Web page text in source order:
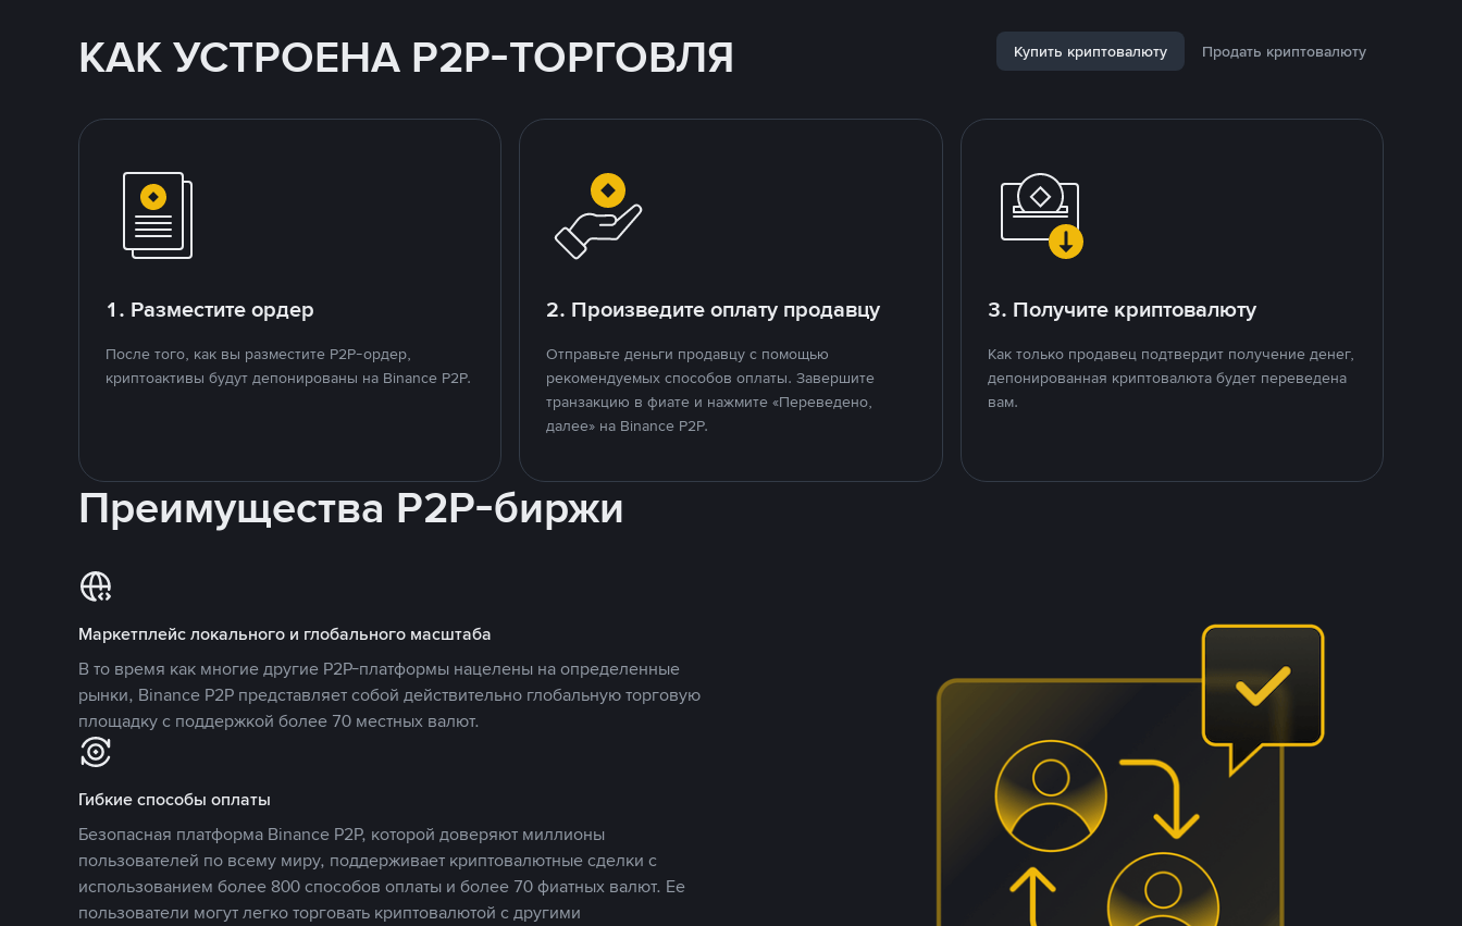
КАК УСТРОЕНА P2P-ТОРГОВЛЯ Купить криптовалюту Продать криптовалюту
1. Разместите ордер
После того, как вы разместите P2P-ордер,
криптоактивы будут депонированы на Binance P2P.
2. Произведите оплату продавцу
Отправьте деньги продавцу с помощью
рекомендуемых способов оплаты. Завершите
транзакцию в фиате и нажмите «Переведено,
далее» на Binance P2P.
3. Получите криптовалюту
Как только продавец подтвердит получение денег,
депонированная криптовалюта будет переведена
вам.
Преимущества P2P-биржи
Маркетплейс локального и глобального масштаба
В то время как многие другие P2P-платформы нацелены на определенные
рынки, Binance P2P представляет собой действительно глобальную торговую
площадку с поддержкой более 70 местных валют.
Гибкие способы оплаты
Безопасная платформа Binance P2P, которой доверяют миллионы
пользователей по всему миру, поддерживает криптовалютные сделки с
использованием более 800 способов оплаты и более 70 фиатных валют. Ее
пользователи могут легко торговать криптовалютой с другими